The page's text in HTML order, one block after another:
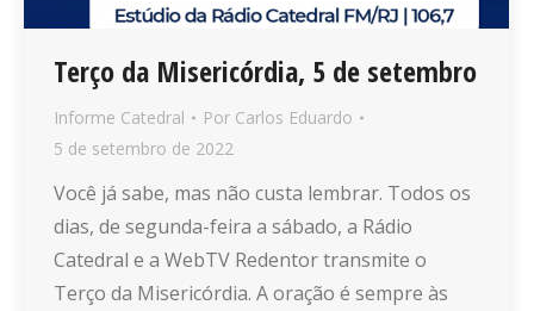
Terço da Misericórdia, 5 de setembro
Informe Catedral Por Carlos Eduardo
5 de setembro de 2022
Você já sabe, mas não custa lembrar. Todos os
dias, de segunda-feira a sábado, a Rádio
Catedral e a WebTV Redentor transmite o
Terço da Misericórdia. A oração é sempre às